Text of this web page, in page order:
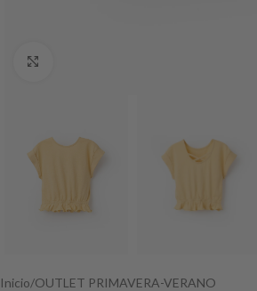
Inicio/OUTLET PRIMAVERA-VERANO